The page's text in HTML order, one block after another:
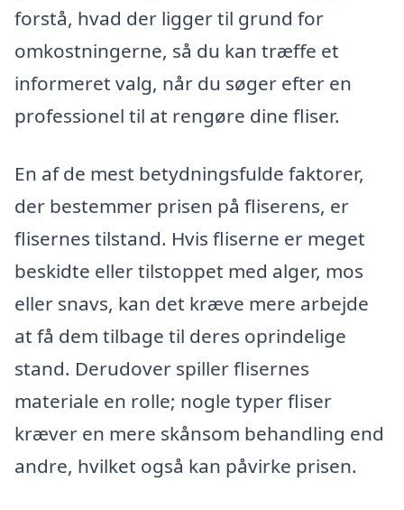
forstå, hvad der ligger til grund for
omkostningerne, så du kan træffe et
informeret valg, når du søger efter en
professionel til at rengøre dine fliser.
En af de mest betydningsfulde faktorer,
der bestemmer prisen på fliserens, er
flisernes tilstand. Hvis fliserne er meget
beskidte eller tilstoppet med alger, mos
eller snavs, kan det kræve mere arbejde
at få dem tilbage til deres oprindelige
stand. Derudover spiller flisernes
materiale en rolle; nogle typer fliser
kræver en mere skånsom behandling end
andre, hvilket også kan påvirke prisen.